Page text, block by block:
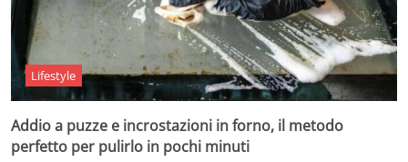
Lifestyle
Addio a puzze e incrostazioni in forno, il metodo
perfetto per pulirlo in pochi minuti